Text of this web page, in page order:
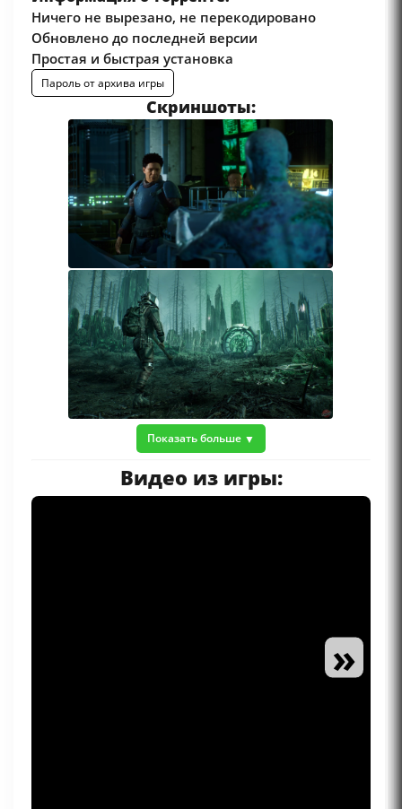
Ничего не вырезано, не перекодировано
Обновлено до последней версии
Простая и быстрая установка
Пароль от архива игры
Скриншоты:
Показать больше
Видео из игры:
»